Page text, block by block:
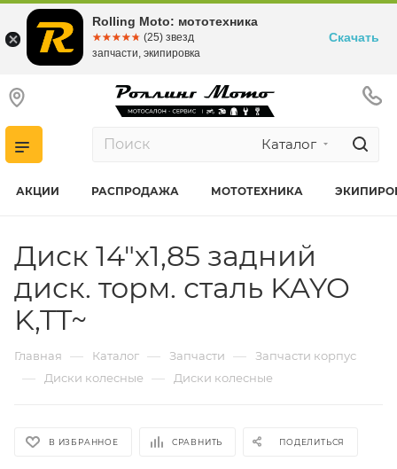
Каталог
АКЦИИ РАСПРОДАЖА МОТОТЕХНИКА
Диск 14"х1,85 задний
диск. торм. сталь KAYO
K,TT~
Главная — Каталог — Запчасти — Запчасти корпус
— Диски колесные — Диски колесные
В ИЗБРАННОЕ СРАВНИТЬ ПОДЕЛИТЬСЯ
Rolling Moto: мототехника
☆☆☆☆☆
★★★★★ (25) звезд
запчасти, экипировка
Скачать